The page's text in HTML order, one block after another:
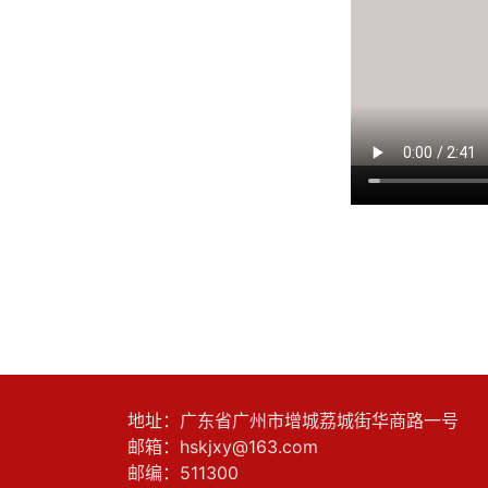
地址：广东省广州市增城荔城街华商路一号
邮箱：hskjxy@163.com
邮编：511300